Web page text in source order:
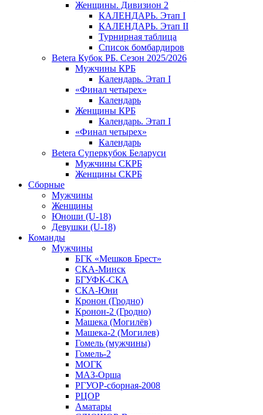
Женщины. Дивизион 2
КАЛЕНДАРЬ. Этап I
КАЛЕНДАРЬ. Этап II
Турнирная таблица
Список бомбардиров
Betera Кубок РБ. Сезон 2025/2026
Мужчины КРБ
Календарь. Этап I
«Финал четырех»
Календарь
Женщины КРБ
Календарь. Этап I
«Финал четырех»
Календарь
Betera Суперкубок Беларуси
Мужчины СКРБ
Женщины СКРБ
Сборные
Мужчины
Женщины
Юноши (U-18)
Девушки (U-18)
Команды
Мужчины
БГК «Мешков Брест»
СКА-Минск
БГУФК-СКА
СКА-Юни
Кронон (Гродно)
Кронон-2 (Гродно)
Машека (Могилёв)
Машека-2 (Могилев)
Гомель (мужчины)
Гомель-2
МОГК
МАЗ-Орша
РГУОР-сборная-2008
РЦОР
Аматары